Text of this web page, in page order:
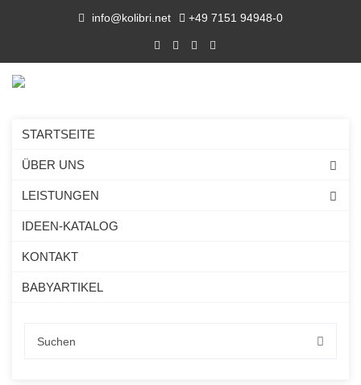
info@kolibri.net +49 7151 94948-0
STARTSEITE
ÜBER UNS
LEISTUNGEN
IDEEN-KATALOG
KONTAKT
BABYARTIKEL